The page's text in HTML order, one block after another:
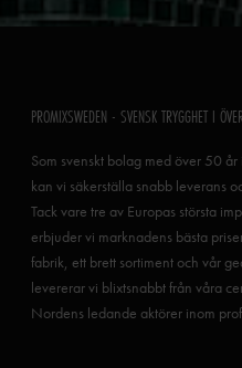
PROMIXSWEDEN - SVENSK TRYGGHET I
Som svenskt bolag med över 50
kan vi säkerställa snabb leverans
Tack vare tre av Europas största
erbjuder vi marknadens bästa
fabrik, ett brett sortiment och vår
levererar vi blixtsnabbt från våra
Nordens ledande aktörer inom